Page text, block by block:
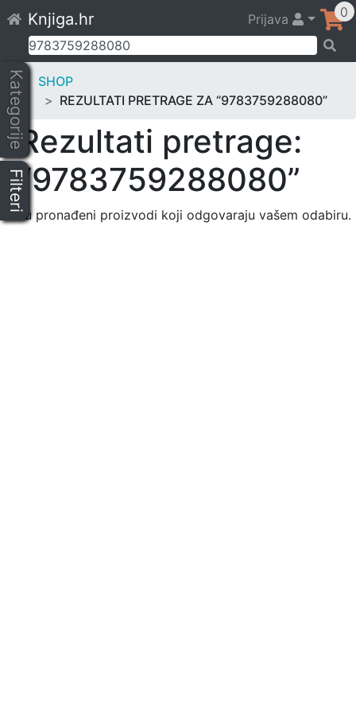
to
content
Knjiga.hr Prijava 0
Pretraži:
Kategorije
Filteri
SHOP
REZULTATI PRETRAGE ZA “9783759288080”
Rezultati pretrage:
“9783759288080”
Nisu pronađeni proizvodi koji odgovaraju vašem odabiru.